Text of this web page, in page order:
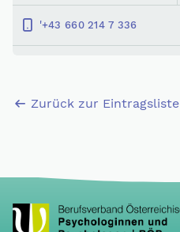
'+43 660 214 7 336
Zurück zur Eintragsliste